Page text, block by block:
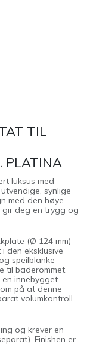
TIL
PLATINA
luksus med
synlige
med den høye
deg en trygg og
(Ø 124 mm)
den eksklusive
speilblanke
til baderommet.
innebygget
på at denne
volumkontroll
og krever en
Finishen er